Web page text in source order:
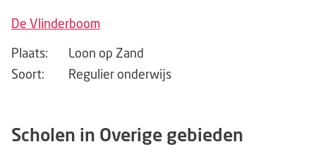
De Vlinderboom
Plaats:
Loon op Zand
Soort:
Regulier onderwijs
Scholen in Overige gebieden